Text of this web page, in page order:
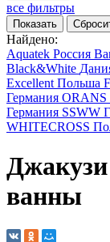
все фильтры
Найдено:
Aquatek Россия
Black&White
Excellent Польша
Германия ORANS
Германия SSWW
WHITECROSS
ванны